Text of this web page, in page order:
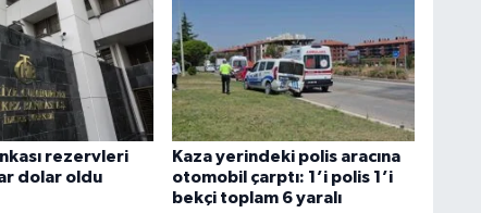
rezervleri
dolar oldu
Kaza yerindeki polis aracına
otomobil çarptı: 1’i polis 1’i
bekçi toplam 6 yaralı